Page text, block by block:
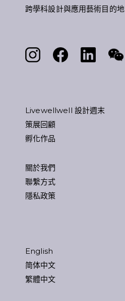
跨學科設計與應用藝術目的地
Livewellwell 設計週末
策展回顧
孵化作品
關於我們
聯繫方式
隱私政策
English
简体中文
繁體中文